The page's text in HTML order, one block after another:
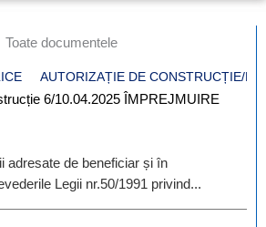
Toate documentele
AUTORIZAȚIE DE CONSTRUCȚIE/
6/10.04.2025 ÎMPREJMUIRE
adresate de beneficiar și în
Legii nr.50/1991 privind...